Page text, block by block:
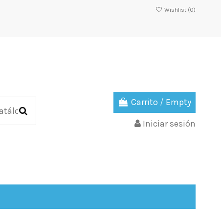
Wishlist (0)
Carrito / Empty
Iniciar sesión